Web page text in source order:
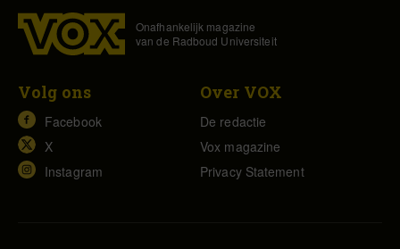
Onafhankelijk magazine
van de Radboud Universiteit
Volg ons
Facebook
X
Instagram
Over VOX
De redactie
Vox magazine
Privacy Statement